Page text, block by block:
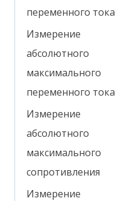
переменного тока
Измерение
абсолютного
максимального
переменного тока
Измерение
абсолютного
максимального
сопротивления
Измерение